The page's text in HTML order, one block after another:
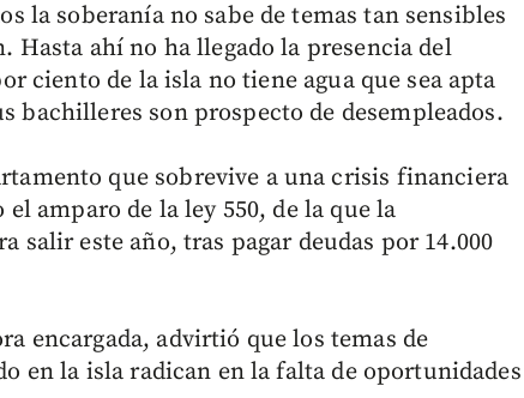
la soberanía no sabe de temas tan sensibles
Hasta ahí no ha llegado la presencia del
ciento de la isla no tiene agua que sea apta
bachilleres son prospecto de desempleados.
que sobrevive a una crisis financiera
amparo de la ley 550, de la que la
salir este año, tras pagar deudas por 14.000
encargada, advirtió que los temas de
en la isla radican en la falta de oportunidades